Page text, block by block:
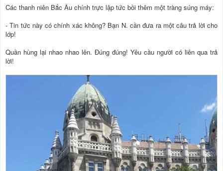
Các thanh niên Bắc Âu chính trực lập tức bồi thêm một tràng súng máy:
- Tin tức này có chính xác không? Bạn N. cần đưa ra một câu trả lời cho
lớp!
Quần hùng lại nhao nhao lên. Đúng đúng! Yêu cầu người có liên qua trả
lời!